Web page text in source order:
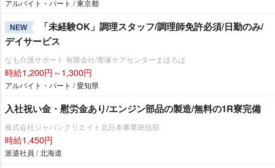
アルバイト・パート / 東京都
NEW
「未経験OK」調理スタッフ/調理師免許必須/日勤のみ/
デイサービス
なも介護サポート 有限会社/青塚ケアセンターまほろば
時給1,200円～1,300円
アルバイト・パート / 愛知県
入社祝い金・慰労金あり/エンジン部品の製造/無料の1R寮完備
株式会社ジャパンクリエイト北日本事業統括部
時給1,450円
派遣社員 / 北海道